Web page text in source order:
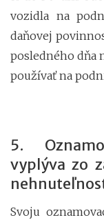
vozidla na
daňovej
posledného dňa
používať na
5.
vyplýva zo
Svoju